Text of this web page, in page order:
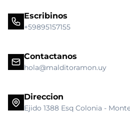
Escribinos
+59895157155
Contactanos
hola@malditoramon.uy
Direccion
Ejido 1388 Esq Colonia -